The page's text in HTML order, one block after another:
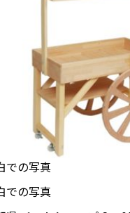
での写真
での写真